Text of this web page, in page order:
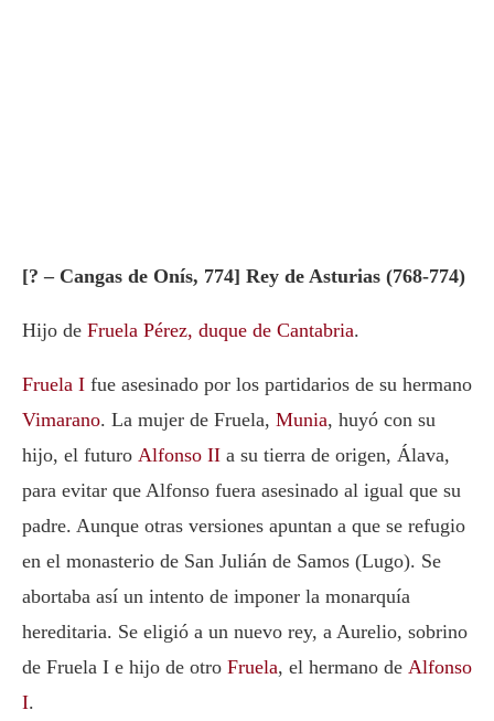
[? – Cangas de Onís, 774] Rey de Asturias (768-774)
Hijo de Fruela Pérez, duque de Cantabria.
Fruela I fue asesinado por los partidarios de su hermano
Vimarano. La mujer de Fruela, Munia, huyó con su
hijo, el futuro Alfonso II a su tierra de origen, Álava,
para evitar que Alfonso fuera asesinado al igual que su
padre. Aunque otras versiones apuntan a que se refugio
en el monasterio de San Julián de Samos (Lugo). Se
abortaba así un intento de imponer la monarquía
hereditaria. Se eligió a un nuevo rey, a Aurelio, sobrino
de Fruela I e hijo de otro Fruela, el hermano de Alfonso
I.